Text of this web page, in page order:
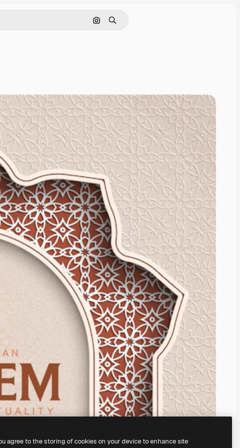
Rechercher par image
Rechercher
agree to the storing of cookies on your device to enhance site